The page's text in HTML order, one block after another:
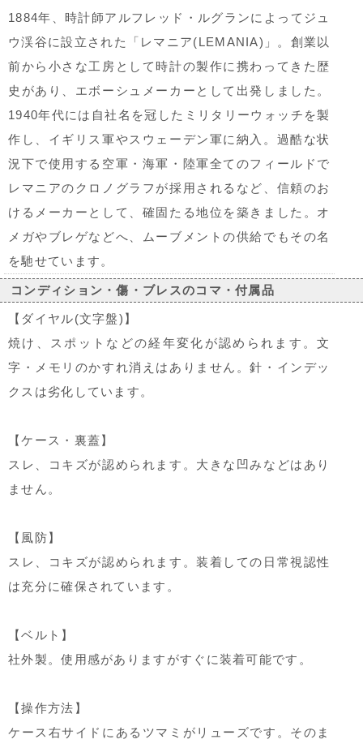
1884年、時計師アルフレッド・ルグランによってジュ
ウ渓谷に設立された「レマニア(LEMANIA)」。創業以
前から小さな工房として時計の製作に携わってきた歴
史があり、エボーシュメーカーとして出発しました。
1940年代には自社名を冠したミリタリーウォッチを製
作し、イギリス軍やスウェーデン軍に納入。過酷な状
況下で使用する空軍・海軍・陸軍全てのフィールドで
レマニアのクロノグラフが採用されるなど、信頼のお
けるメーカーとして、確固たる地位を築きました。オ
メガやブレゲなどへ、ムーブメントの供給でもその名
を馳せています。
コンディション・傷・ブレスのコマ・付属品
【ダイヤル(文字盤)】
焼け、スポットなどの経年変化が認められます。文
字・メモリのかすれ消えはありません。針・インデッ
クスは劣化しています。
【ケース・裏蓋】
スレ、コキズが認められます。大きな凹みなどはあり
ません。
【風防】
スレ、コキズが認められます。装着しての日常視認性
は充分に確保されています。
【ベルト】
社外製。使用感がありますがすぐに装着可能です。
【操作方法】
ケース右サイドにあるツマミがリューズです。そのま